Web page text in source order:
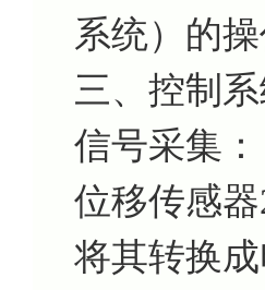
系统）的
三、控制
信号采集：
位移传感
将其转换成